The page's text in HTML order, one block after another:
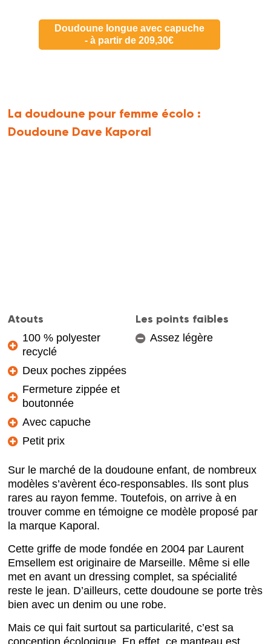
Doudoune longue avec capuche
- à partir de 209,30€
La doudoune pour femme écolo :
Doudoune Dave Kaporal
Atouts
100 % polyester
recyclé
Deux poches zippées
Fermeture zippée et
boutonnée
Avec capuche
Petit prix
Les points faibles
Assez légère
Sur le marché de la doudoune enfant, de nombreux
modèles s’avèrent éco-responsables. Ils sont plus
rares au rayon femme. Toutefois, on arrive à en
trouver comme en témoigne ce modèle proposé par
la marque Kaporal.
Cette griffe de mode fondée en 2004 par Laurent
Emsellem est originaire de Marseille. Même si elle
met en avant un dressing complet, sa spécialité
reste le jean. D’ailleurs, cette doudoune se porte très
bien avec un denim ou une robe.
Mais ce qui fait surtout sa particularité, c’est sa